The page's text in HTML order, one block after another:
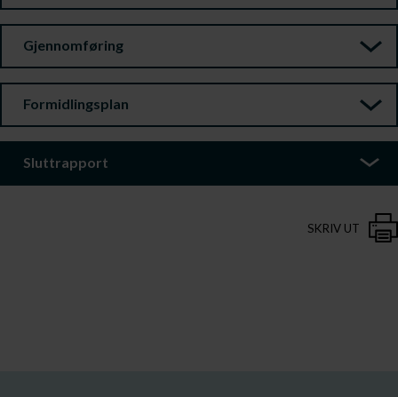
Gjennomføring
Formidlingsplan
Sluttrapport
SKRIV UT